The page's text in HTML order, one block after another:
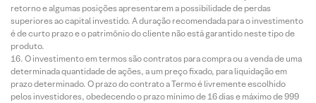
retorno e algumas posições apresentarem a possibilidade de perdas
superiores ao capital investido. A duração recomendada para o investimento
é de curto prazo e o patrimônio do cliente não está garantido neste tipo de
produto.
O investimento em termos são contratos para compra ou a venda de uma
determinada quantidade de ações, a um preço fixado, para liquidação em
prazo determinado. O prazo do contrato a Termo é livremente escolhido
pelos investidores, obedecendo o prazo mínimo de 16 dias e máximo de 999